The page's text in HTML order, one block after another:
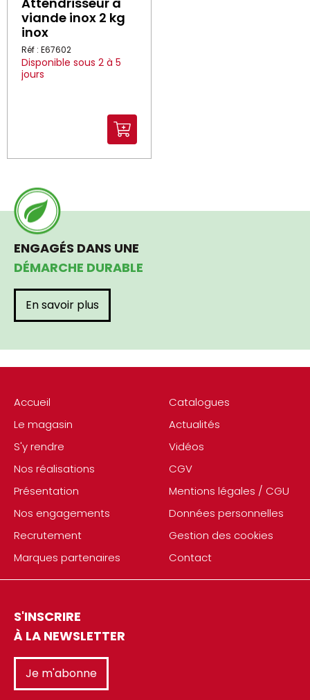
viande inox 2 kg
inox
Réf : E67602
Disponible sous 2 à 5
jours
Accueil
Le magasin
S'y rendre
Nos réalisations
Présentation
Nos engagements
Recrutement
Marques partenaires
Catalogues
Actualités
Vidéos
CGV
Mentions légales / CGU
Données personnelles
Gestion des cookies
Contact
S'INSCRIRE
À LA NEWSLETTER
Je m'abonne
ENGAGÉS DANS UNE
DÉMARCHE DURABLE
En savoir plus